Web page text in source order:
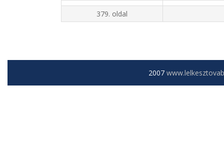
379. oldal
2007